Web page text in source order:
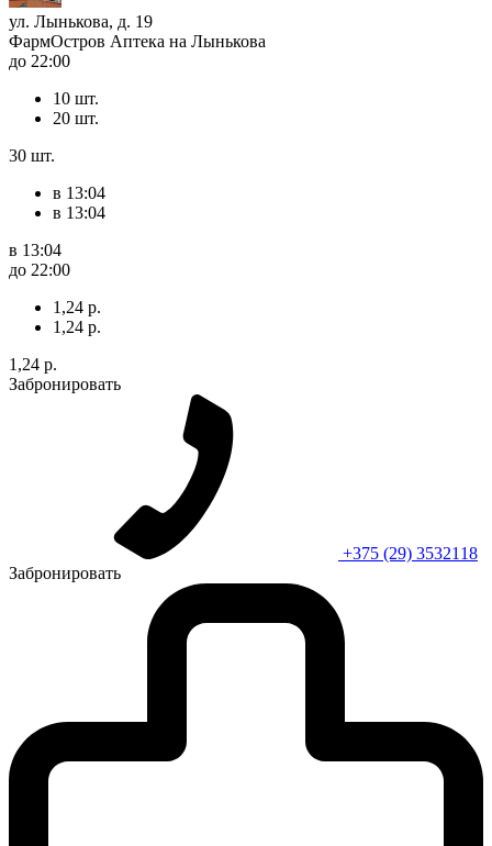
ул. Лынькова, д. 19
ФармОстров Аптека на Лынькова
до 22:00
10 шт.
20 шт.
30 шт.
в 13:04
в 13:04
в 13:04
до 22:00
1,24 р.
1,24 р.
1,24 р.
Забронировать
+375 (29) 3532118
Забронировать